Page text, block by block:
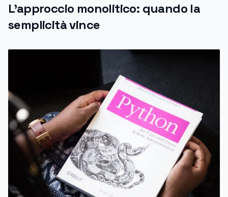
L'approccio monolitico: quando la
semplicità vince